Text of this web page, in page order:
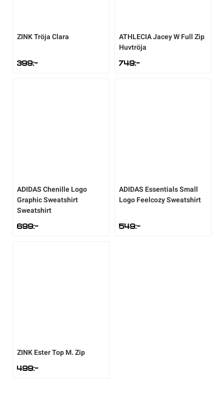
ZINKTröja Clara
399:-
ATHLECIAJacey W Full Zip
Huvtröja
749:-
ADIDASChenille Logo
Graphic Sweatshirt
Sweatshirt
699:-
ADIDAS Essentials Small
Logo Feelcozy Sweatshirt
549:-
ZINKEster Top M. Zip
499:-